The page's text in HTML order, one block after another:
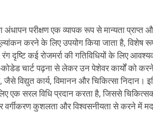
अंधापन परीक्षण एक व्यापक रूप से मान्यता प्राप्त
करने के लिए उपयोग किया जाता है, विशेष
दृष्टि कई रोजमर्रा की गतिविधियों के लिए
चार्ट पढ़ना से लेकर उन पेशेवर कार्यों को
जैसे विद्युत कार्य, विमानन और चिकित्सा निदान।
एक सरल विधि प्रदान करता है, जिससे
वर्गीकरण कुशलता और विश्वसनीयता से करने में